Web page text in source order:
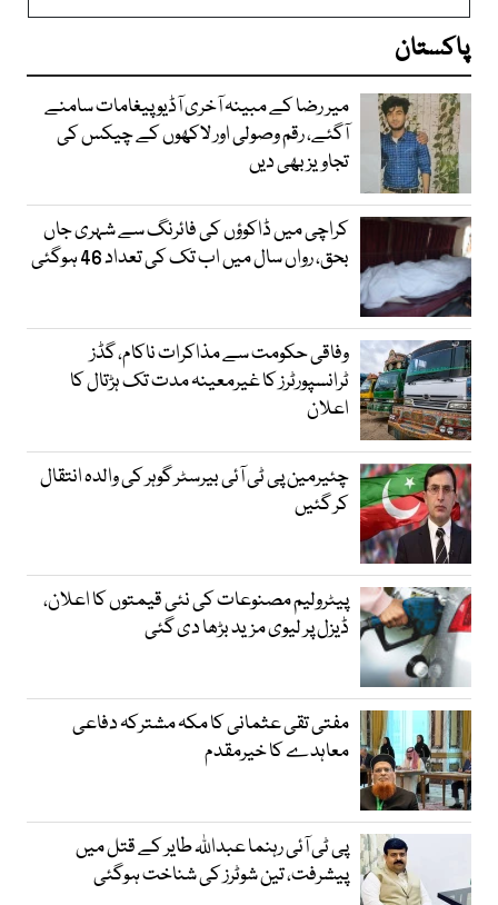
پاکستان
میر رضا کے مبینہ آخری آڈیو پیغامات سامنے
آگئے، رقم وصولی اور لاکھوں کے چیکس کی
تجاویز بھی دیں
کراچی میں ڈاکوؤں کی فائرنگ سے شہری جاں
بحق، رواں سال میں اب تک کی تعداد 46 ہوگئی
وفاقی حکومت سے مذاکرات ناکام، گڈز
ٹرانسپورٹرز کا غیرمعینہ مدت تک ہڑتال کا
اعلان
چئیرمین پی ٹی آئی بیرسٹر گوہر کی والدہ انتقال
کر گئیں
پیٹرولیم مصنوعات کی نئی قیمتوں کا اعلان،
ڈیزل پر لیوی مزید بڑھا دی گئی
مفتی تقی عثمانی کا مکہ مشترکہ دفاعی
معاہدے کا خیرمقدم
پی ٹی آئی رہنما عبداللہ طایر کے قتل میں
پیشرفت، تین شوٹرز کی شناخت ہوگئی